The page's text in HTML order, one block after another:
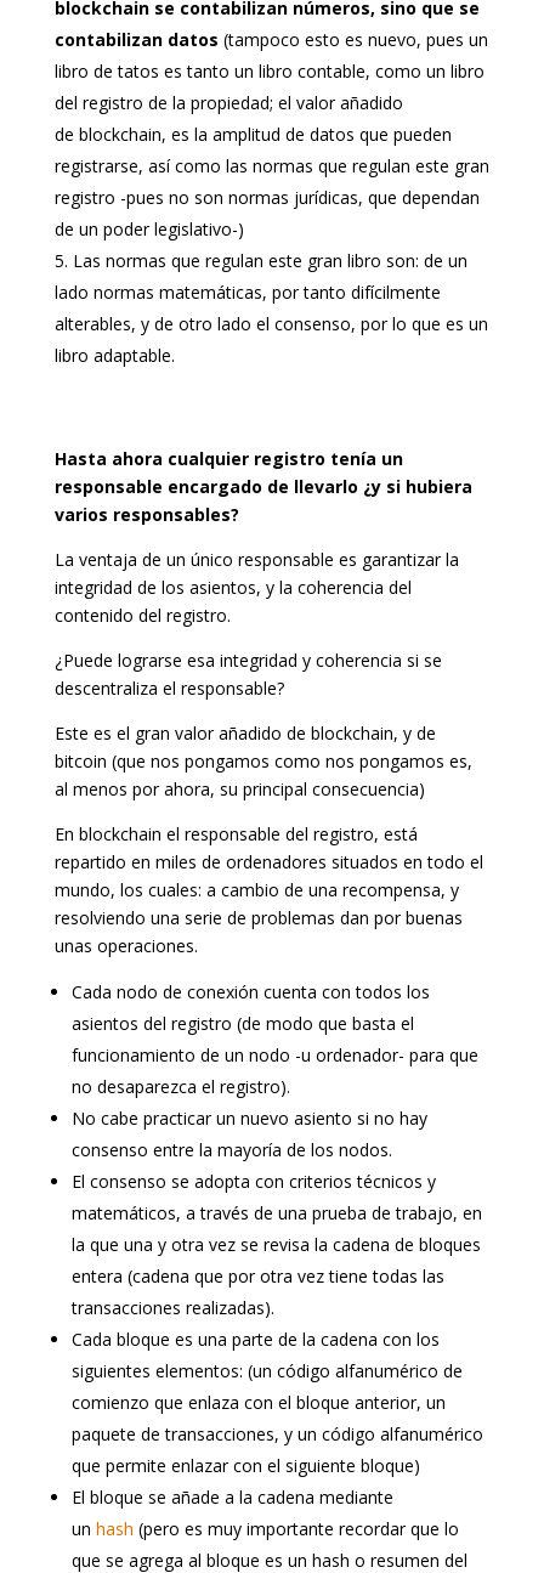
blockchain se contabilizan números, sino que se
contabilizan datos (tampoco esto es nuevo, pues un
libro de tatos es tanto un libro contable, como un libro
del registro de la propiedad; el valor añadido
de blockchain, es la amplitud de datos que pueden
registrarse, así como las normas que regulan este gran
registro -pues no son normas jurídicas, que dependan
de un poder legislativo-)
Las normas que regulan este gran libro son: de un
lado normas matemáticas, por tanto difícilmente
alterables, y de otro lado el consenso, por lo que es un
libro adaptable.
Hasta ahora cualquier registro tenía un
responsable encargado de llevarlo ¿y si hubiera
varios responsables?
La ventaja de un único responsable es garantizar la
integridad de los asientos, y la coherencia del
contenido del registro.
¿Puede lograrse esa integridad y coherencia si se
descentraliza el responsable?
Este es el gran valor añadido de blockchain, y de
bitcoin (que nos pongamos como nos pongamos es,
al menos por ahora, su principal consecuencia)
En blockchain el responsable del registro, está
repartido en miles de ordenadores situados en todo el
mundo, los cuales: a cambio de una recompensa, y
resolviendo una serie de problemas dan por buenas
unas operaciones.
Cada nodo de conexión cuenta con todos los
asientos del registro (de modo que basta el
funcionamiento de un nodo -u ordenador- para que
no desaparezca el registro).
No cabe practicar un nuevo asiento si no hay
consenso entre la mayoría de los nodos.
El consenso se adopta con criterios técnicos y
matemáticos, a través de una prueba de trabajo, en
la que una y otra vez se revisa la cadena de bloques
entera (cadena que por otra vez tiene todas las
transacciones realizadas).
Cada bloque es una parte de la cadena con los
siguientes elementos: (un código alfanumérico de
comienzo que enlaza con el bloque anterior, un
paquete de transacciones, y un código alfanumérico
que permite enlazar con el siguiente bloque)
El bloque se añade a la cadena mediante
un hash (pero es muy importante recordar que lo
que se agrega al bloque es un hash o resumen del